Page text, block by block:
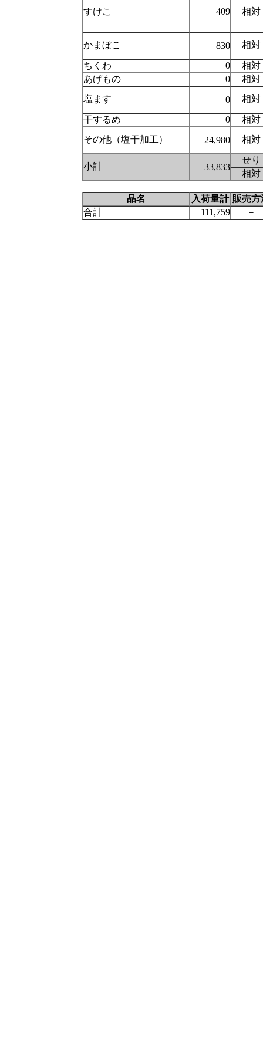
すけこ 409 相対
かまぼこ 830 相対
ちくわ 0
相対
あげもの
0
相対
塩ます
0 相対
干するめ 0
相対
その他（塩干加工）
24,980 相対
小計 33,833
せり
相対
品名 入荷量計 販売方
合計
111,759 －